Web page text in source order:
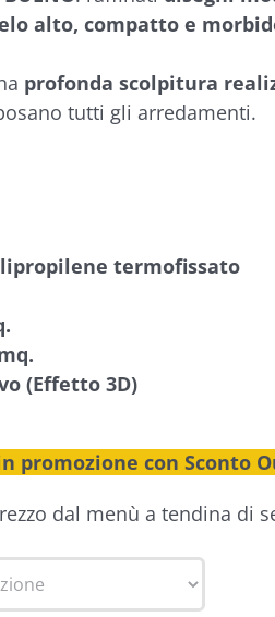
alto, compatto e
profonda scolpitura
tutti gli arredamenti.
termofissato
(Effetto 3D)
in promozione con Sconto
dal menù a tendina di